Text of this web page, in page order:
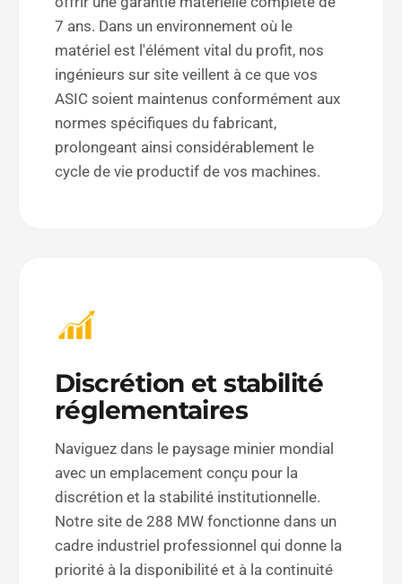
7 ans. Dans un environnement où le
matériel est l'élément vital du profit, nos
ingénieurs sur site veillent à ce que vos
ASIC soient maintenus conformément aux
normes spécifiques du fabricant,
prolongeant ainsi considérablement le
cycle de vie productif de vos machines.
Discrétion et stabilité
réglementaires
Naviguez dans le paysage minier mondial
avec un emplacement conçu pour la
discrétion et la stabilité institutionnelle.
Notre site de 288 MW fonctionne dans un
cadre industriel professionnel qui donne la
priorité à la disponibilité et à la continuité